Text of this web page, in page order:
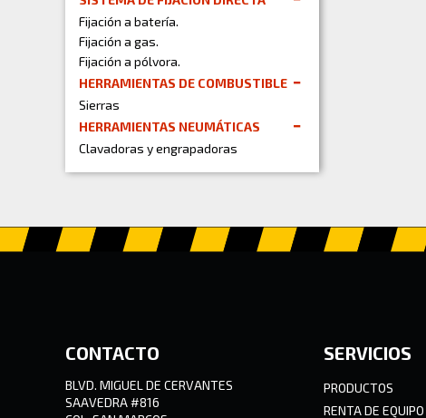
Fijación a batería.
Fijación a gas.
Fijación a pólvora.
HERRAMIENTAS DE COMBUSTIBLE
Sierras
HERRAMIENTAS NEUMÁTICAS
Clavadoras y engrapadoras
CONTACTO
BLVD. MIGUEL DE CERVANTES
SAAVEDRA #816
SERVICIOS
PRODUCTOS
RENTA DE EQUIPO